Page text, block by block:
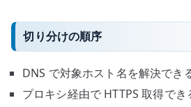
切り分けの順序
DNS で対象ホスト名を解決でき
プロキシ経由で HTTPS 取得でき